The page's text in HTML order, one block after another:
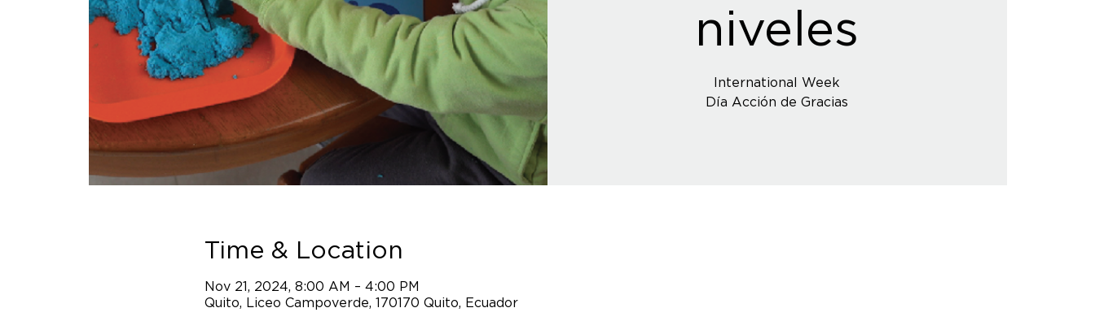
niveles
International Week
Día Acción de Gracias
Time & Location
Nov 21, 2024, 8:00 AM – 4:00 PM
Quito, Liceo Campoverde, 170170 Quito, Ecuador